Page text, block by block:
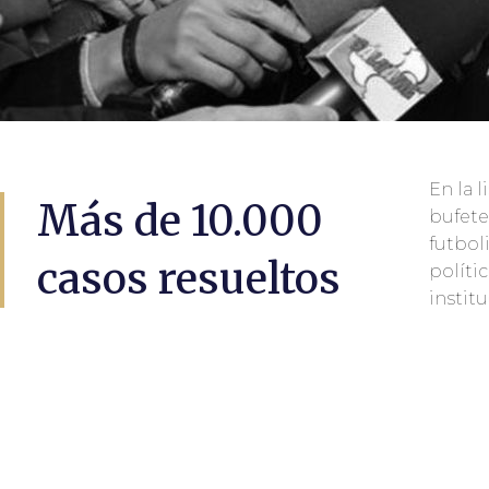
Más de 10.000
casos resueltos
En la
y
en
penal